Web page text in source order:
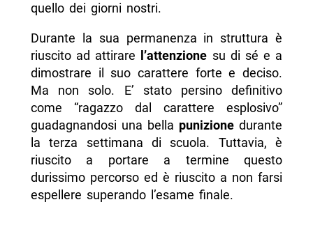
quello dei giorni nostri.
Durante la sua permanenza in struttura è
riuscito ad attirare
l’attenzione su di sé e a
dimostrare il suo carattere forte e deciso.
Ma non solo. E’ stato persino definitivo
come “ragazzo dal carattere esplosivo”
guadagnandosi una bella punizione durante
la terza settimana di scuola. Tuttavia, è
riuscito a portare a termine questo
durissimo percorso ed è riuscito a non farsi
espellere superando l’esame finale.